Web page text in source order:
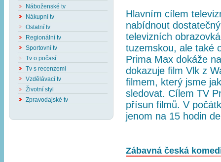
Náboženské tv
Nákupní tv
Ostatní tv
Regionální tv
Sportovní tv
Tv o počasí
Tv s recenzemi
Vzdělávací tv
Životní styl
Zpravodajské tv
Hlavním cílem
nabídnout
televizních
tuzemskou, ale také
Prima Max dokáže
dokazuje film Vlk z
filmem, který jsme
sledovat. Cílem TV
přísun filmů. V
jenom na 15 hodin
Zábavná česká